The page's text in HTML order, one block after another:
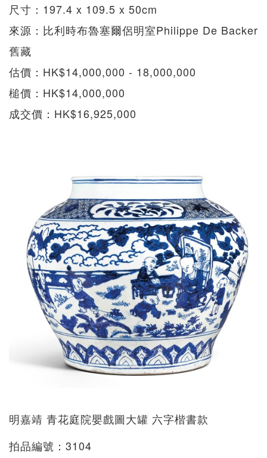
尺寸：197.4 x 109.5 x 50cm
來源：比利時布魯塞爾侶明室Philippe De Backer
舊藏
估價：HK$14,000,000 - 18,000,000
槌價：HK$14,000,000
成交價：HK$16,925,000
明嘉靖 青花庭院嬰戲圖大罐 六字楷書款
拍品編號：3104